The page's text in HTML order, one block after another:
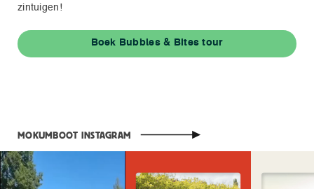
zintuigen!
Boek Bubbles & Bites tour
MOKUMBOOT INSTAGRAM